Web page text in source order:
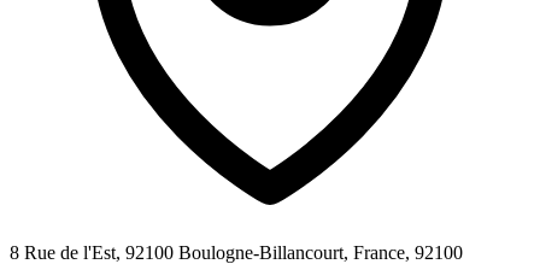
8 Rue de l'Est, 92100 Boulogne-Billancourt, France, 92100